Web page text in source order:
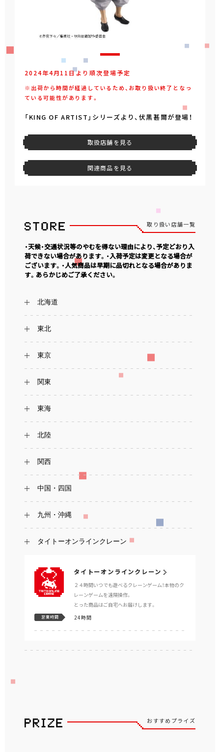
2024年4月11日より順次登場予定
※出荷から時間が経過しているため、お取り扱い終了となっ
ている可能性があります。
「KING OF ARTIST」シリーズより、伏黒甚爾が登場！
取扱店舗を見る
関連商品を見る
取り扱い店舗一覧
・天候・交通状況等のやむを得ない理由により、予定どおり入
荷できない場合があります。・入荷予定は変更となる場合が
ございます。・人気商品は早期に品切れとなる場合がありま
す。あらかじめご了承ください。
北海道
東北
東京
関東
東海
北陸
関西
中国・四国
九州・沖縄
タイトーオンラインクレーン
タイトーオンラインクレーン
２４時間いつでも遊べるクレーンゲーム！本物のク
レーンゲームを遠隔操作。
とった商品はご自宅へお届けします。
営業時間 24時間
おすすめプライズ